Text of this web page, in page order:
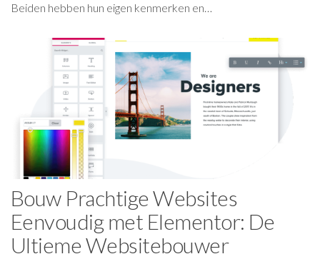
Beiden hebben hun eigen kenmerken en…
Bouw Prachtige Websites
Eenvoudig met Elementor: De
Ultieme Websitebouwer